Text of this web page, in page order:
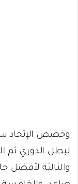
وخصص الإتحاد ست
لبطل الدوري ثم
والثالثة لأفضل